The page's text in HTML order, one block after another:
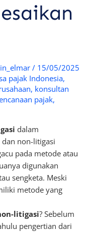
/ 15/05/2025
pajak Indonesia,
, konsultan
pajak,
dalam
dan non-litigasi
pada metode atau
digunakan
sengketa. Meski
metode yang
litigasi? Sebelum
pengertian dari